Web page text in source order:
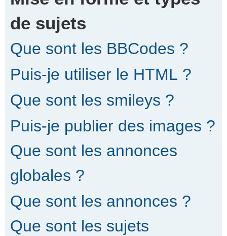
de sujets
Que sont les BBCodes ?
Puis-je utiliser le HTML ?
Que sont les smileys ?
Puis-je publier des images ?
Que sont les annonces
globales ?
Que sont les annonces ?
Que sont les sujets